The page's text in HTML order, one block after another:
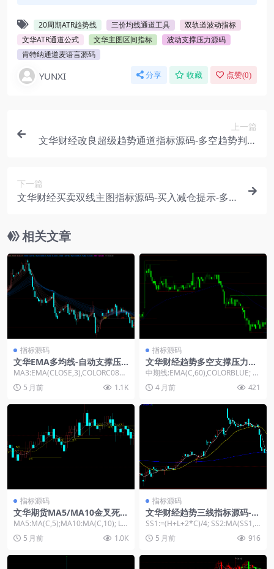
20周期ATR趋势线 三价均线通道工具
双轨道波动指标
文华ATR通道公式
文华主图区间指标
波动支撑压力源码
肯特纳通道麦语言源码
YUNXI 分享 收藏 点赞(0)
上一篇
文华财经改良超级趋势通道指标源码-多空趋势判断
下一篇
文华财经买卖双线主图指标源码-买入减仓提示-多均
相关文章
指标源码
文华EMA多均线-自动支撑压
力线指标源码
MA3:EMA(CLOSE,3),COLORC0808
0; MA5:EMA(CL...
5 月前 1.1K
指标源码
文华财经趋势多空支撑压力指
标源码
中期线:EMA(C,60),COLORBLUE; Y:
=1; HH1:=IF(Y...
4 月前 421
指标源码
文华期货MA5/MA10金叉死叉
指标文字标注+支撑压力位线
MA5:MA(C,5);MA10:MA(C,10); LL:
=VALUEWHEN...
5 月前 1.0K
指标源码
文华财经趋势三线指标源码-E
MA地平线指标
SS1:=(H+L+2*C)/4; SS2:MA(SS1,
5),LINETHIC...
5 月前 916